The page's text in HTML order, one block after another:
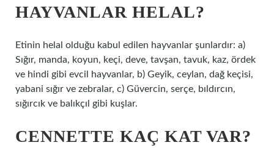
HAYVANLAR HELAL?
Etinin helal olduğu kabul edilen hayvanlar şunlardır: a)
Sığır, manda, koyun, keçi, deve, tavşan, tavuk, kaz, ördek
ve hindi gibi evcil hayvanlar, b) Geyik, ceylan, dağ keçisi,
yabani sığır ve zebralar, c) Güvercin, serçe, bıldırcın,
sığırcık ve balıkçıl gibi kuşlar.
CENNETTE KAÇ KAT VAR?